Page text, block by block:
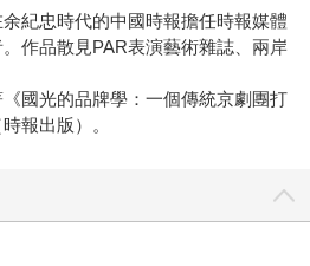
紀忠時代的中國時報擔任時報媒體
作品散見PAR表演藝術雜誌、兩岸
國光的品牌學：一個傳統京劇團打
報出版）。